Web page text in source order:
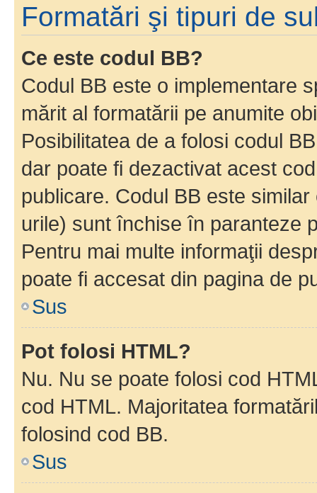
Formatări şi tipuri de
Ce este codul BB?
Codul BB este o implementare
mărit al formatării pe anumite
Posibilitatea de a folosi codul
dar poate fi dezactivat acest
publicare. Codul BB este
urile) sunt închise în paranteze
Pentru mai multe informaţii
poate fi accesat din pagina de
Sus
Pot folosi HTML?
Nu. Nu se poate folosi cod
cod HTML. Majoritatea
folosind cod BB.
Sus